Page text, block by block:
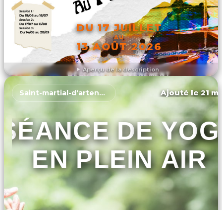
Aperçu de la description
DU 17 JUILLET
AU
13 AOÛT 2026
DÉCOUVRIR L'ÉVÉNEMENT
Saint-martial-d'artenset Ajouté le 21
SÉANCE DE
EN PLEIN AIR